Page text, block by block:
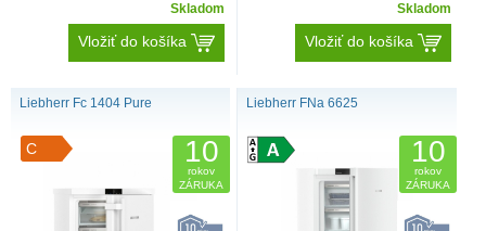
Skladom
Vložiť do košíka
Skladom
Vložiť do košíka
Liebherr Fc 1404 Pure
C 10
rokov
ZÁRUKA
Liebherr FNa 6625
10
rokov
ZÁRUKA